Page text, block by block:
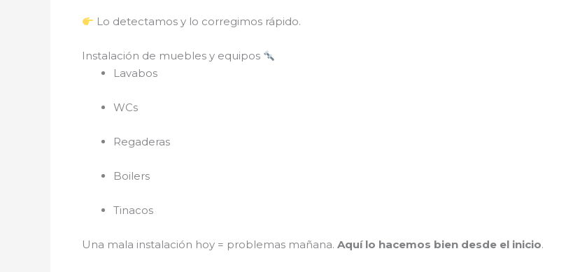
Lo detectamos y lo corregimos rápido.
Instalación de muebles y equipos
Lavabos
WCs
Regaderas
Boilers
Tinacos
Una mala instalación hoy = problemas mañana. Aquí lo hacemos bien desde el inicio.